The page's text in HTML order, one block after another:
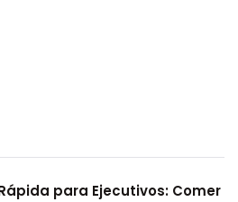
para Ejecutivos: Comer